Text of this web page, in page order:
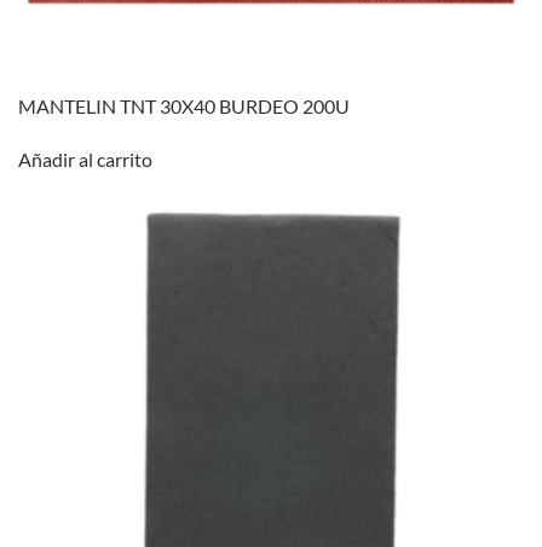
MANTELIN TNT 30X40 BURDEO 200U
Añadir al carrito